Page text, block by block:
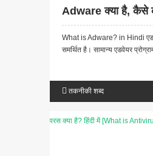
Adware क्या है, कैसे
What is Adware? in Hindi
समर्थित है। सामान्य एडवेयर
तकनीकी शब्द